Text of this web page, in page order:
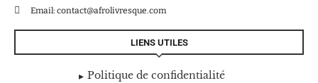
Email: contact@afrolivresque.com
LIENS UTILES
Politique de confidentialité